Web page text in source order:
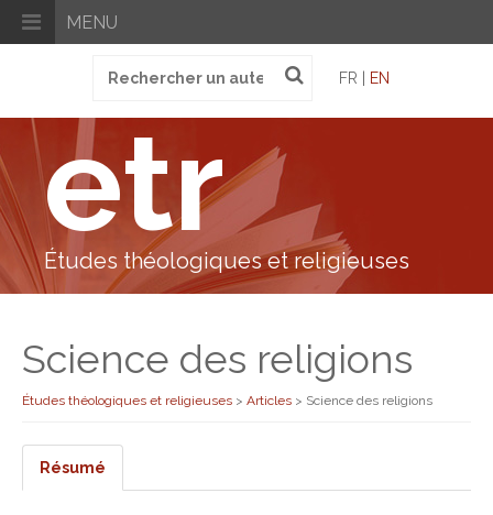
MENU
pour
FR | EN
etr
Études théologiques et religieuses
Science des religions
Études théologiques et religieuses > Articles > Science des religions
Résumé